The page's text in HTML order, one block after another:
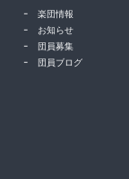
楽団情報
お知らせ
団員募集
団員ブログ